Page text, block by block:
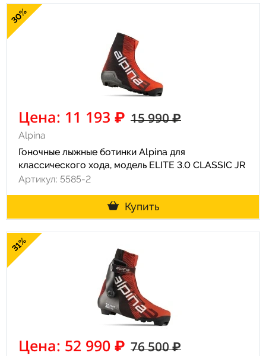
30%
Цена: 11 193 ₽ 15 990 ₽
Alpina
Гоночные лыжные ботинки Alpina для
классического хода, модель ELITE 3.0 CLASSIC JR
Артикул: 5585-2
Купить
31%
Цена: 52 990 ₽ 76 500 ₽